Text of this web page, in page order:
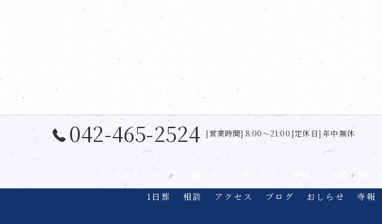
042-465-2524 [営業時間] 8:00〜21:00 [定休日] 年中無休
法善寺について ご葬儀、ご法要に関して
1日葬
相談 アクセス ブログ おしらせ 寺報